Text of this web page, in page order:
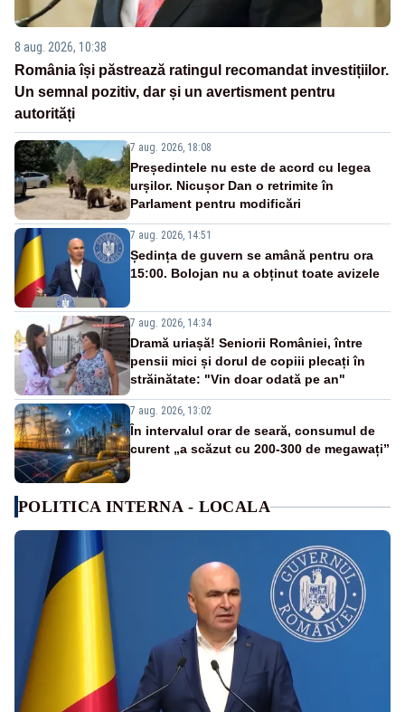
8 aug. 2026, 10:38
România își păstrează ratingul recomandat investițiilor.
Un semnal pozitiv, dar și un avertisment pentru
autorități
7 aug. 2026, 18:08
Președintele nu este de acord cu legea
urșilor. Nicușor Dan o retrimite în
Parlament pentru modificări
7 aug. 2026, 14:51
Ședința de guvern se amână pentru ora
15:00. Bolojan nu a obținut toate avizele
7 aug. 2026, 14:34
Dramă uriașă! Seniorii României, între
pensii mici și dorul de copiii plecați în
străinătate: "Vin doar odată pe an"
7 aug. 2026, 13:02
În intervalul orar de seară, consumul de
curent „a scăzut cu 200-300 de megawați”
POLITICA INTERNA - LOCALA